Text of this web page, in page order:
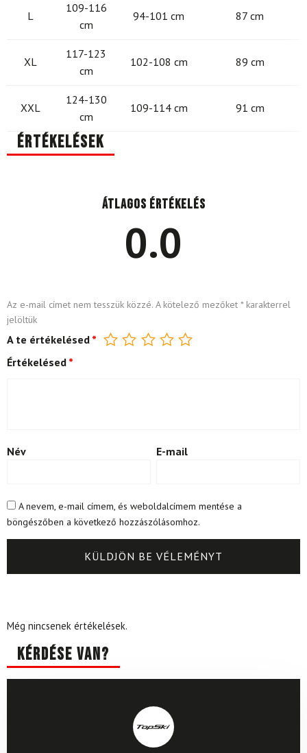
L
109-116
cm
94-101 cm 87 cm
XL
117-123
cm
102-108 cm 89 cm
XXL
124-130
cm
109-114 cm 91 cm
Értékelések
Átlagos értékelés
0.0
Az e-mail címet nem tesszük közzé. A kötelező mezőket *karakterrel
jelöltük
A te értékelésed *
Értékelésed *
Név E-mail
A nevem, e-mail címem, és weboldalcímem mentése a
böngészőben a következő hozzászólásomhoz.
Még nincsenek értékelések.
Kérdése van?